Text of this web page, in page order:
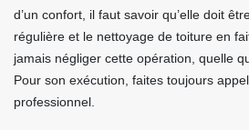
d’un confort, il faut savoir qu’elle doit
régulière et le nettoyage de toiture en
jamais négliger cette opération, quelle
Pour son exécution, faites toujours
professionnel.